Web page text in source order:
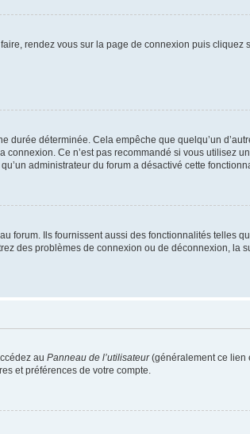
rendez vous sur la page de connexion puis cliquez
durée déterminée. Cela empêche que quelqu’un
connexion. Ce n’est pas recommandé si vous utilisez
administrateur du forum a désactivé cette
forum. Ils fournissent aussi des fonctionnalités telles
des problèmes de connexion ou de déconnexion, la
au Panneau de l’utilisateur(généralement ce lien
et préférences de votre compte.